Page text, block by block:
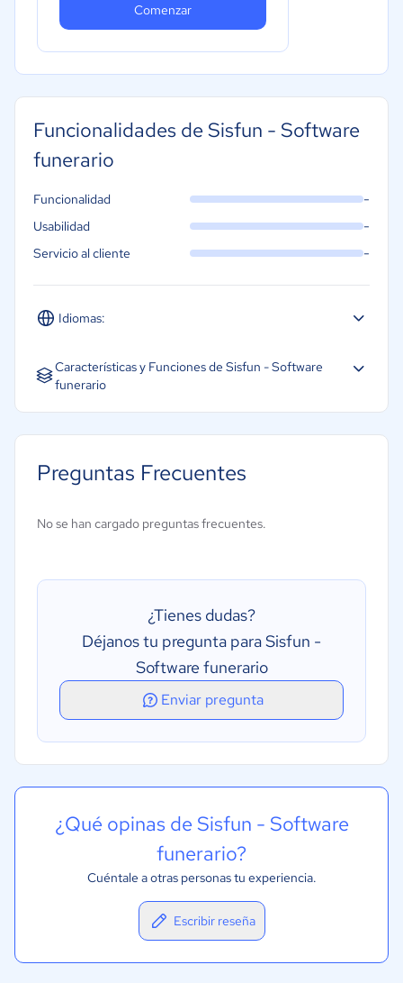
Comenzar
Funcionalidades de Sisfun - Software
funerario
Idiomas:
Portugués
Funcionalidad -
Usabilidad -
Servicio al cliente -
Características y Funciones de Sisfun - Software
funerario
Preguntas Frecuentes
No se han cargado preguntas frecuentes.
¿Tienes dudas?
Déjanos tu pregunta para Sisfun -
Software funerario
Enviar pregunta
¿Qué opinas de Sisfun - Software
funerario?
Cuéntale a otras personas tu experiencia.
Escribir reseña